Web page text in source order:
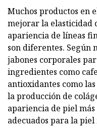
Muchos productos en
mejorar la elasticidad
apariencia de líneas
son diferentes. Según
jabones corporales
ingredientes como
antioxidantes como
la producción de
apariencia de piel
adecuados para la